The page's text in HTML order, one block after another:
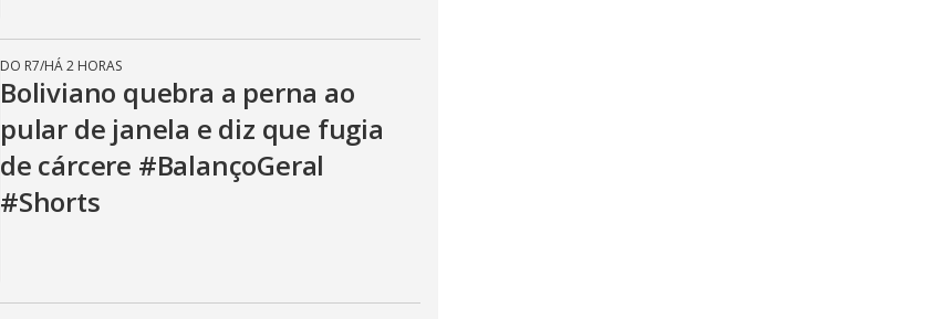
DO R7/HÁ 2 HORAS
Boliviano quebra a perna ao
pular de janela e diz que fugia
de cárcere #BalançoGeral
#Shorts